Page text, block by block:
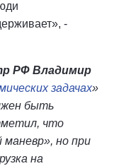
-
РФ Владимир
задачах»
быть
что
маневр», но при
на